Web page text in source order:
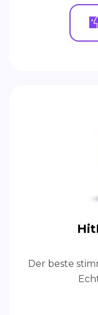
Der beste